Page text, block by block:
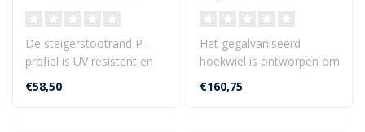
De steigerstootrand P-
profiel is UV resistent en
gemaakt van flexibele
PVC. De s..
€58,50
Het gegalvaniseerd
hoekwiel is ontworpen om
bescherming en
begeleiding te bieden..
€160,75